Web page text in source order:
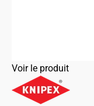
Voir le produit